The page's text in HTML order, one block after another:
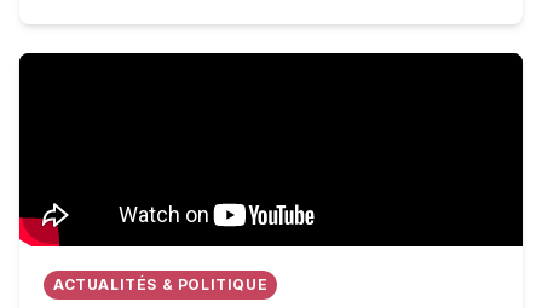
Les carburants : un produit de luxe ? / La Russie peut-
ACTUALITÉS & POLITIQUE